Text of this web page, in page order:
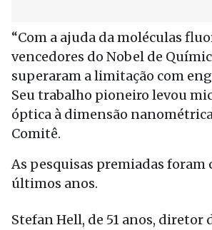
“Com a ajuda da moléculas
vencedores do Nobel de
superaram a limitação com
Seu trabalho pioneiro levou
óptica à dimensão
Comitê.
As pesquisas premiadas foram
últimos anos.
Stefan Hell, de 51 anos, diretor